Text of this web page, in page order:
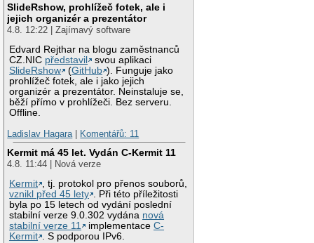
SlideRshow, prohlížeč fotek, ale i
jejich organizér a prezentátor
4.8. 12:22 | Zajímavý software
Edvard Rejthar na blogu zaměstnanců
CZ.NIC představil
svou aplikaci
SlideRshow
(GitHub ). Funguje jako
prohlížeč fotek, ale i jako jejich
organizér a prezentátor. Neinstaluje se,
běží přímo v prohlížeči. Bez serveru.
Offline.
Ladislav Hagara| Komentářů: 11
Kermit má 45 let. Vydán C-Kermit 11
4.8. 11:44 | Nová verze
Kermit , tj. protokol pro přenos souborů,
vznikl před 45 lety . Při této příležitosti
byla po 15 letech od vydání poslední
stabilní verze 9.0.302 vydána nová
stabilní verze 11
implementaceC-
Kermit . S podporou IPv6.